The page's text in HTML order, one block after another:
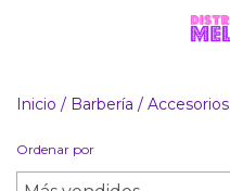
Inicio / Barbería / Accesorios
Ordenar por